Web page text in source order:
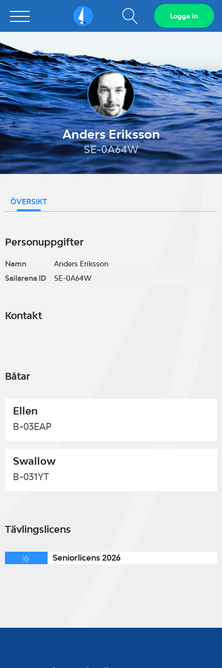
Sailarena Visa
sökfält
Logga in
Anders Eriksson
SE-0A64W
ÖVERSIKT
Personuppgifter
Namn
Anders Eriksson
Sailarena ID
SE-0A64W
Kontakt
Båtar
Ellen
B-03EAP
Swallow
B-031YT
Tävlingslicens
Seniorlicens 2026